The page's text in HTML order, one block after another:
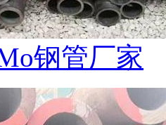
钢管厂家